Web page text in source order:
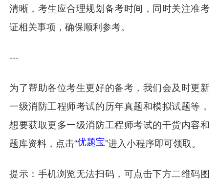
清晰，考生应合理规划备考时间，同时关注准考
证相关事项，确保顺利参考。
---
为了帮助各位考生更好的备考，我们会及时更新
一级消防工程师考试的历年真题和模拟试题等，
想要获取更多一级消防工程师考试的干货内容和
题库资料，点击“优题宝”进入小程序即可领取。
提示：手机浏览无法扫码，可点击下方二维码图